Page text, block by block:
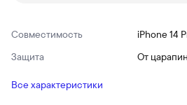
Совместимость
iPhone 14
Защита
От
Все характеристики